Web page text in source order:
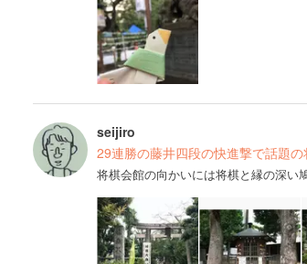
seijiro
29連勝の藤井四段の快進撃で話題の
将棋会館の向かいには将棋と縁の深い